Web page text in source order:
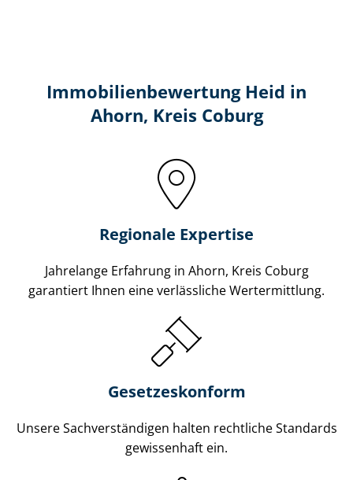
Immobilien­bewertung Heid in
Ahorn, Kreis Coburg
Regionale Expertise
Jahrelange Erfahrung in Ahorn, Kreis Coburg
garantiert Ihnen eine verlässliche Wertermittlung.
Gesetzes­konform
Unsere Sach­ver­stän­di­gen halten rechtliche Standards
gewissenhaft ein.